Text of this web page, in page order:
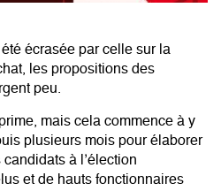
écrasée par celle sur la
les propositions des
peu.
mais cela commence à y
plusieurs mois pour élaborer
à l’élection
et de hauts fonctionnaires